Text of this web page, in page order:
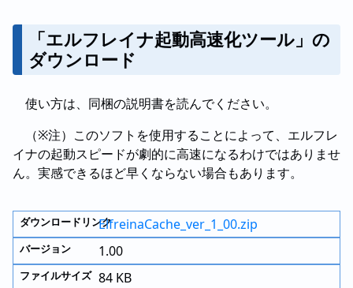
「エルフレイナ起動高速化ツール」の
ダウンロード
使い方は、同梱の説明書を読んでください。
（※注）このソフトを使用することによって、エルフレ
イナの起動スピードが劇的に高速になるわけではありませ
ん。実感できるほど早くならない場合もあります。
ElfreinaCache_ver_1_00.zip
1.00
84 KB